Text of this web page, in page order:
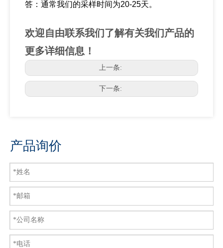
答：通常我们的采样时间为20-25天。
欢迎自由联系我们了解有关我们产品的
更多详细信息！
上一条:
下一条:
产品询价